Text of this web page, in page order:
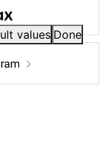
values Done